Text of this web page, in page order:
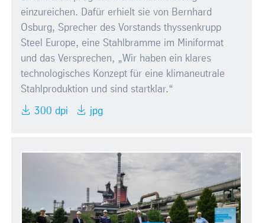
einzureichen. Dafür erhielt sie von Bernhard
Osburg, Sprecher des Vorstands thyssenkrupp
Steel Europe, eine Stahlbramme im Miniformat
und das Versprechen, „Wir haben ein klares
technologisches Konzept für eine klimaneutrale
Stahlproduktion und sind startklar.“
300 dpi jpg